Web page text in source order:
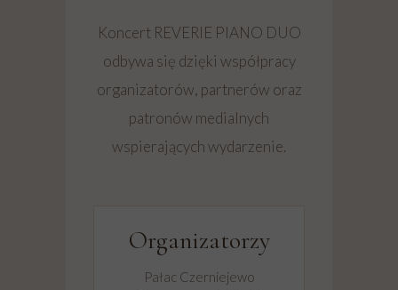
Koncert REVERIE PIANO DUO
odbywa się dzięki współpracy
organizatorów, partnerów oraz
patronów medialnych
wspierających wydarzenie.
Organizatorzy
Pałac Czerniejewo